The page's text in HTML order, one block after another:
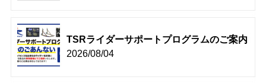
TSRライダーサポートプログラムのご案内
2026/08/04